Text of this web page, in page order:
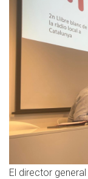
El director